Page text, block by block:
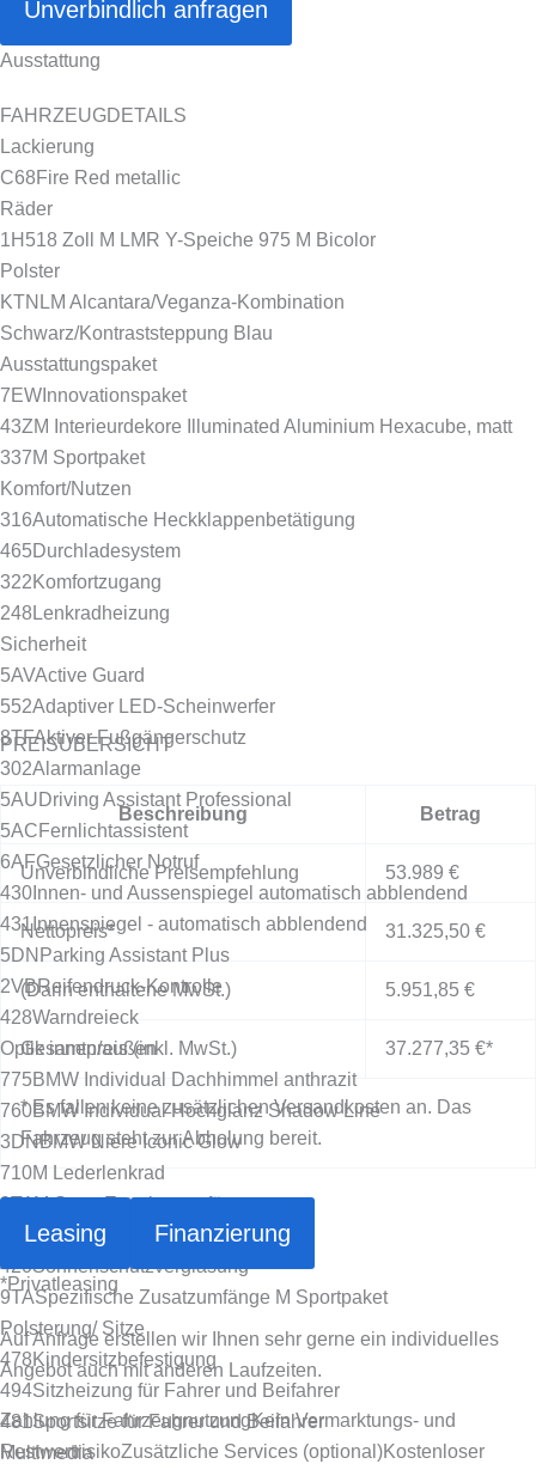
Unverbindlich anfragen
Ausstattung
FAHRZEUGDETAILS
Lackierung
C68 Fire Red metallic
Räder
1H518 Zoll M LMR Y-Speiche 975 M Bicolor
Polster
KTNLM Alcantara/Veganza-Kombination
Schwarz/Kontraststeppung Blau
Ausstattungspaket
7EW Innovationspaket
43ZM Interieurdekore Illuminated Aluminium Hexacube, matt
337M Sportpaket
Komfort/Nutzen
316Automatische Heckklappenbetätigung
465 Durchladesystem
322 Komfortzugang
248 Lenkradheizung
Sicherheit
5AVActive Guard
552Adaptiver LED-Scheinwerfer
8TFAktiver Fußgängerschutz
302Alarmanlage
5AU Driving Assistant Professional
5AC Fernlichtassistent
6AFGesetzlicher Notruf
430 Innen- und Aussenspiegel automatisch abblendend
431Innenspiegel - automatisch abblendend
5DN Parking Assistant Plus
2VBReifendruck-Kontrolle
428Warndreieck
Optik innen/außen
775 BMW Individual Dachhimmel anthrazit
760BMW Individual Hochglanz Shadow Line
3DNBMW Niere Iconic Glow
710M Lederlenkrad
9T1M Sport Exterieurumfänge
9T2M Sport Interieurumfänge
420Sonnenschutzverglasung
9TASpezifische Zusatzumfänge M Sportpaket
Polsterung/ Sitze
478 Kindersitzbefestigung
494Sitzheizung für Fahrer und Beifahrer
481Sportsitze für Fahrer und Beifahrer
Multimedia
PREISÜBERSICHT
Beschreibung Betrag
Unverbindliche Preisempfehlung 53.989 €
Nettopreis* 31.325,50 €
(Darin enthaltene MwSt.) 5.951,85 €
Gesamtpreis (inkl. MwSt.) 37.277,35 €*
* Es fallen keine zusätzlichen Versandkosten an. Das
Fahrzeug steht zur Abholung bereit.
Leasing Finanzierung
*Privatleasing
Auf Anfrage erstellen wir Ihnen sehr gerne ein individuelles
Angebot auch mit anderen Laufzeiten.
Zahlung für FahrzeugnutzungKein Vermarktungs- und
RestwertrisikoZusätzliche Services (optional)Kostenloser